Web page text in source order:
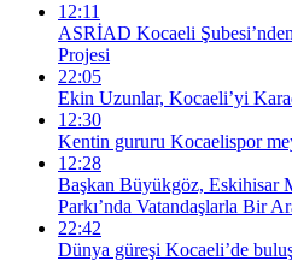
12:11
ASRİAD Kocaeli
Projesi
22:05
Ekin Uzunlar, Kocaeli’yi
12:30
Kentin gururu Kocaelispor
12:28
Başkan Büyükgöz, Eskihisar
Parkı’nda Vatandaşlarla Bir
22:42
Dünya güreşi Kocaeli’de